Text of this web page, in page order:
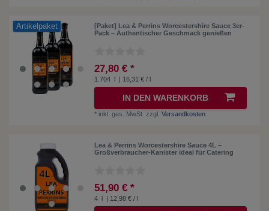
Artikelpaket
[Paket] Lea & Perrins Worcestershire Sauce 3er-
Pack – Authentischer Geschmack genießen
27,80 € *
1.704 l | 16,31 € / l
IN DEN WARENKORB
* inkl. ges. MwSt. zzgl.Versandkosten
Lea & Perrins Worcestershire Sauce 4L –
Großverbraucher-Kanister ideal für Catering
51,90 € *
4 l | 12,98 € / l